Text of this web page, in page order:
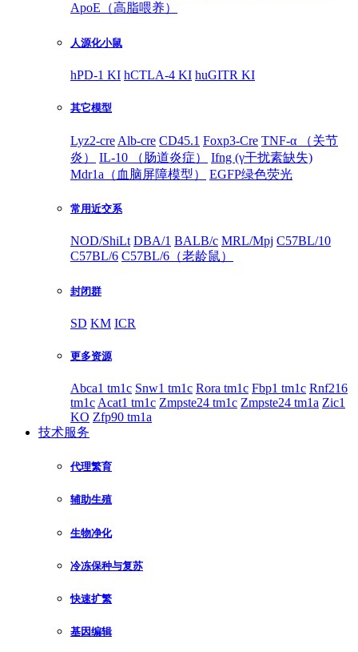
ApoE（高脂喂养）
人源化小鼠
hPD-1 KI hCTLA-4 KI huGITR KI
其它模型
Lyz2-cre Alb-cre CD45.1 Foxp3-Cre TNF-α （关节
炎）
IL-10 （肠道炎症）
Ifng (γ干扰素缺失)
Mdr1a（血脑屏障模型）
EGFP绿色荧光
常用近交系
NOD/ShiLt DBA/1 BALB/c MRL/Mpj C57BL/10
C57BL/6 C57BL/6（老龄鼠）
封闭群
SD KM ICR
更多资源
Abca1 tm1c Snw1 tm1c Rora tm1c Fbp1 tm1c Rnf216
tm1c Acat1 tm1c Zmpste24 tm1c Zmpste24 tm1a Zic1
KO Zfp90 tm1a
技术服务
代理繁育
辅助生殖
生物净化
冷冻保种与复苏
快速扩繁
基因编辑